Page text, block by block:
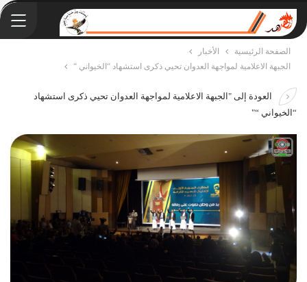
الصفحة الرئيسية
الأخبار
الجبهة الاعلامية لمواجهة العدوان تحيي ذكرى استشهاد “الخيواني “
العودة إلى "الجبهة الاعلامية لمواجهة العدوان تحيي ذكرى استشهاد
“الخيواني “"